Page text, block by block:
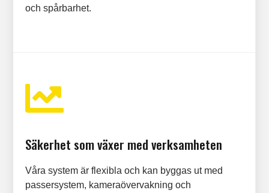
och spårbarhet.

Säkerhet som växer med verksamheten
Våra system är flexibla och kan byggas ut med
passersystem, kameraövervakning och